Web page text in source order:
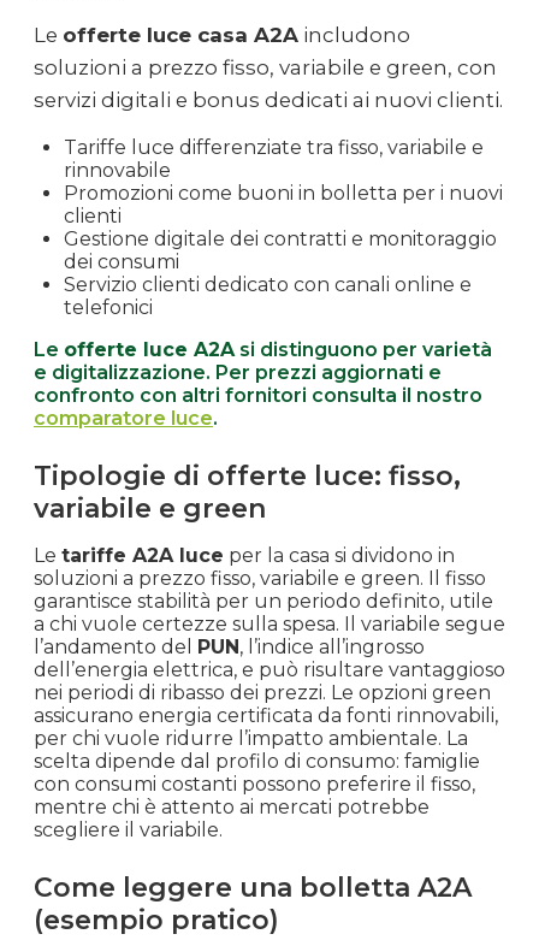
Le offerte luce casa A2A includono
soluzioni a prezzo fisso, variabile e green, con
servizi digitali e bonus dedicati ai nuovi clienti.
Tariffe luce differenziate tra fisso, variabile e
rinnovabile
Promozioni come buoni in bolletta per i nuovi
clienti
Gestione digitale dei contratti e monitoraggio
dei consumi
Servizio clienti dedicato con canali online e
telefonici
Le offerte luce A2Asi distinguono per varietà
e digitalizzazione. Per prezzi aggiornati e
confronto con altri fornitori consulta il nostro
comparatore luce.
Tipologie di offerte luce: fisso,
variabile e green
Le tariffe A2A luce per la casa si dividono in
soluzioni a prezzo fisso, variabile e green. Il fisso
garantisce stabilità per un periodo definito, utile
a chi vuole certezze sulla spesa. Il variabile segue
l’andamento del
PUN , l’indice all’ingrosso
dell’energia elettrica, e può risultare vantaggioso
nei periodi di ribasso dei prezzi. Le opzioni green
assicurano energia certificata da fonti rinnovabili,
per chi vuole ridurre l’impatto ambientale. La
scelta dipende dal profilo di consumo: famiglie
con consumi costanti possono preferire il fisso,
mentre chi è attento ai mercati potrebbe
scegliere il variabile.
Come leggere una bolletta A2A
(esempio pratico)